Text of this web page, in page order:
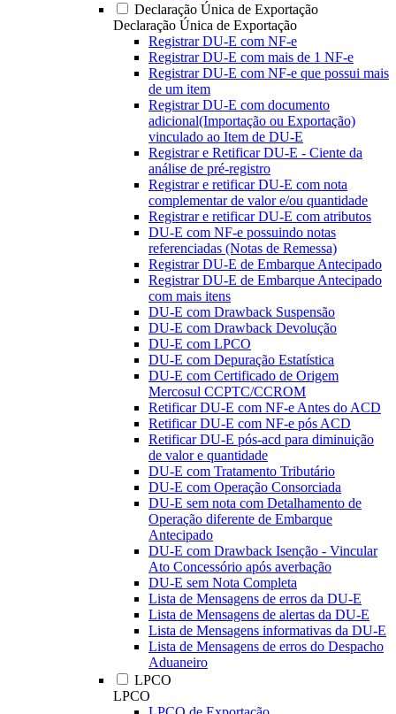
Declaração Única de Exportação
Declaração Única de Exportação
Registrar DU-E com NF-e
Registrar DU-E com mais de 1 NF-e
Registrar DU-E com NF-e que possui mais
de um item
Registrar DU-E com documento
adicional(Importação ou Exportação)
vinculado ao Item de DU-E
Registrar e Retificar DU-E - Ciente da
análise de pré-registro
Registrar e retificar DU-E com nota
complementar de valor e/ou quantidade
Registrar e retificar DU-E com atributos
DU-E com NF-e possuindo notas
referenciadas (Notas de Remessa)
Registrar DU-E de Embarque Antecipado
Registrar DU-E de Embarque Antecipado
com mais itens
DU-E com Drawback Suspensão
DU-E com Drawback Devolução
DU-E com LPCO
DU-E com Depuração Estatística
DU-E com Certificado de Origem
Mercosul CCPTC/CCROM
Retificar DU-E com NF-e Antes do ACD
Retificar DU-E com NF-e pós ACD
Retificar DU-E pós-acd para diminuição
de valor e quantidade
DU-E com Tratamento Tributário
DU-E com Operação Consorciada
DU-E sem nota com Detalhamento de
Operação diferente de Embarque
Antecipado
DU-E com Drawback Isenção - Vincular
Ato Concessório após averbação
DU-E sem Nota Completa
Lista de Mensagens de erros da DU-E
Lista de Mensagens de alertas da DU-E
Lista de Mensagens informativas da DU-E
Lista de Mensagens de erros do Despacho
Aduaneiro
LPCO
LPCO